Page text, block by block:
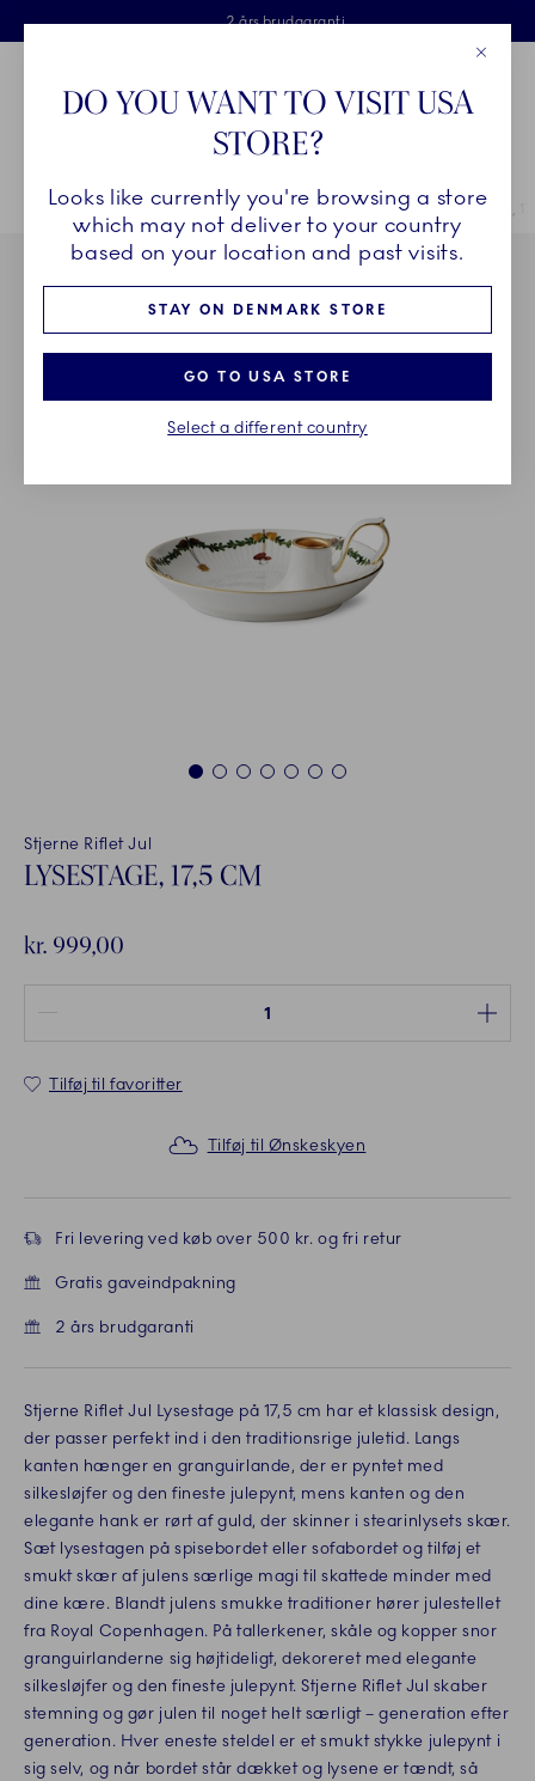
Skip Navigation
Fri levering ved køb over 500 kr. og fri retur
Gratis gaveindpakning
2 års brudgaranti
Royal Copenhagen
Breadcrumb Headlinesss
HjemSTEL Stel Stjerne Riflet Jul Stjerne Riflet Jul lysestage,
1 2 3 4 5 6 7
Stjerne Riflet Jul
LYSESTAGE, 17,5 CM
kr. 999,00
Tilføj til favoritter
Tilføj til Ønskeskyen
Fri levering ved køb over 500 kr. og fri retur
Gratis gaveindpakning
2 års brudgaranti
Stjerne Riflet Jul Lysestage på 17,5 cm har et klassisk design,
der passer perfekt ind i den traditionsrige juletid. Langs
kanten hænger en granguirlande, der er pyntet med
silkesløjfer og den fineste julepynt, mens kanten og den
elegante hank er rørt af guld, der skinner i stearinlysets skær.
Sæt lysestagen på spisebordet eller sofabordet og tilføj et
smukt skær af julens særlige magi til skattede minder med
dine kære. Blandt julens smukke traditioner hører julestellet
fra Royal Copenhagen. På tallerkener, skåle og kopper snor
granguirlanderne sig højtideligt, dekoreret med elegante
silkesløjfer og den fineste julepynt. Stjerne Riflet Jul skaber
stemning og gør julen til noget helt særligt – generation efter
generation. Hver eneste steldel er et smukt stykke julepynt i
sig selv, og når bordet står dækket og lysene er tændt, så
DO YOU WANT TO VISIT USA
STORE?
Looks like currently you're browsing a store
which may not deliver to your country
based on your location and past visits.
STAY ON DENMARK STORE
GO TO USA STORE
Select a different country